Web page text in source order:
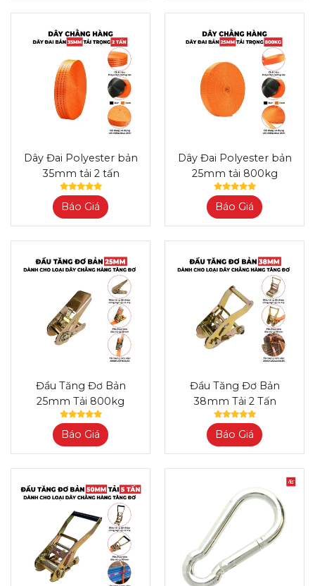
Dây Đai Polyester bản
35mm tải 2 tấn
Báo Giá
Dây Đai Polyester bản
25mm tải 800kg
Báo Giá
Đầu Tăng Đơ Bản
25mm Tải 800kg
Báo Giá
Đầu Tăng Đơ Bản
38mm Tải 2 Tấn
Báo Giá